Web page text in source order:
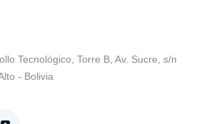
Tecnológico, Torre B, Av. Sucre, s/n
- Bolivia